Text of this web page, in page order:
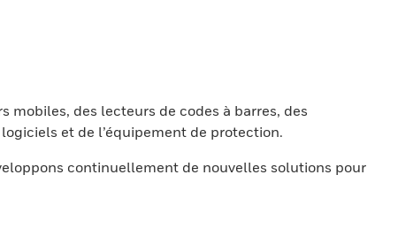
des lecteurs de codes à barres, des
et de l’équipement de protection.
continuellement de nouvelles solutions pour